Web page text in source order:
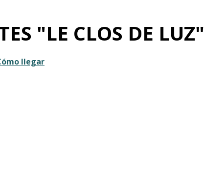
"LE CLOS DE LUZ"
llegar